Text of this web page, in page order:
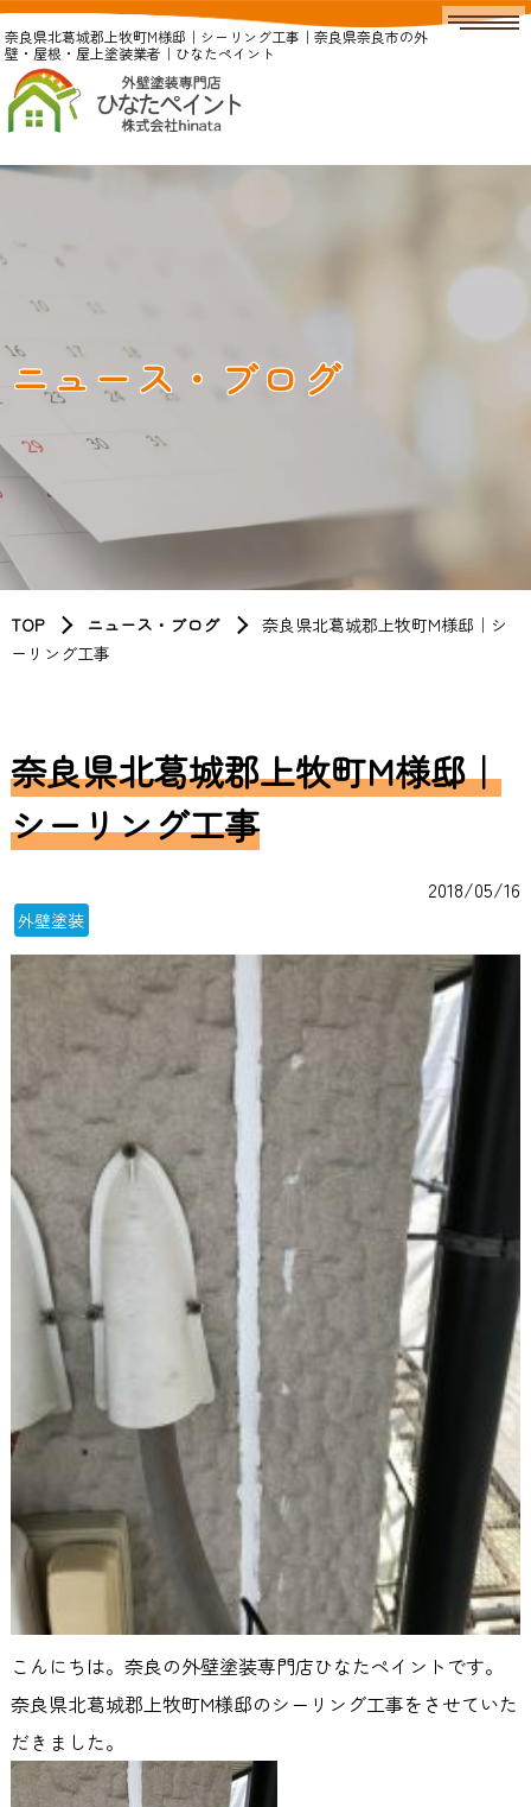
奈良県北葛城郡上牧町M様邸｜シーリング工事｜奈良県奈良市の外
壁・屋根・屋上塗装業者｜ひなたペイント
ニュース・ブログ
TOP ニュース・ブログ
奈良県北葛城郡上牧町M様邸｜シ
ーリング工事
奈良県北葛城郡上牧町M様邸｜
シーリング工事
2018/05/16
外壁塗装
こんにちは。奈良の外壁塗装専門店ひなたペイントです。
奈良県北葛城郡上牧町M様邸のシーリング工事をさせていた
だきました。